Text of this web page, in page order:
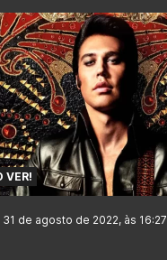
VER!
31 de agosto de 2022, às 16:27